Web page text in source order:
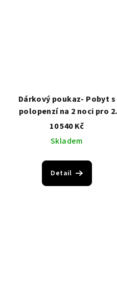
Dárkový poukaz- Pobyt s
polopenzí na 2 noci pro 2
osoby v pokoj typu Komfort
10 540 Kč
Skladem
Detail